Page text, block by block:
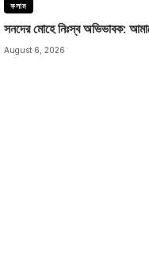
কলাম
সনদের মোহে নিঃস্ব অভিভাবক:
August 6, 2026